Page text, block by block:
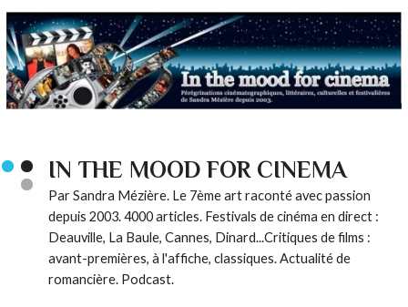
IN THE MOOD FOR CINEMA
Par Sandra Mézière. Le 7ème art raconté avec passion
depuis 2003. 4000 articles. Festivals de cinéma en direct :
Deauville, La Baule, Cannes, Dinard...Critiques de films :
avant-premières, à l'affiche, classiques. Actualité de
romancière. Podcast.